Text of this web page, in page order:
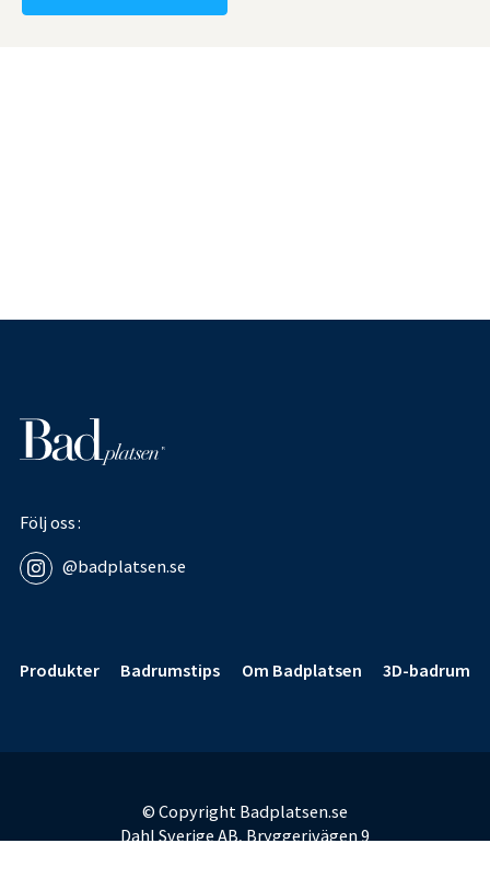
Följ oss
@badplatsen.se
Produkter
Badrumstips Om Badplatsen 3D-badrum
© Copyright Badplatsen.se
Dahl Sverige AB, Bryggerivägen 9